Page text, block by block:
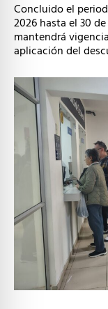
Concluido el
2026 hasta el 30
mantendrá
aplicación del